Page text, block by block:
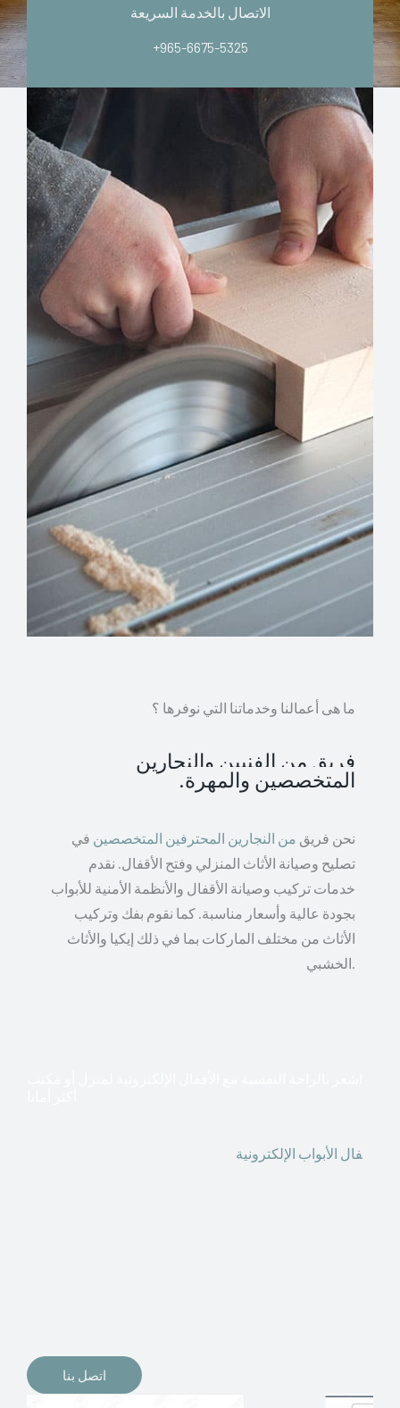
الاتصال بالخدمة السريعة
+965-6675-5325
ما هى أعمالنا وخدماتنا التي نوفرها ؟
فريق من الفنيين والنجارين
المتخصصين والمهرة.
نحن فريق من النجارين المحترفين المتخصصين في
تصليح وصيانة الأثاث المنزلي وفتح الأقفال. نقدم
خدمات تركيب وصيانة الأقفال والأنظمة الأمنية للأبواب
بجودة عالية وأسعار مناسبة. كما نقوم بفك وتركيب
الأثاث من مختلف الماركات بما في ذلك إيكيا والأثاث
الخشبي.
فال الأبواب الإلكترونية
اتصل بنا